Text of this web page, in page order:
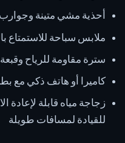
أحذية مشي متينة
ملابس سباحة للاستمتاع
سترة مقاومة للرياح وقبعة
كاميرا أو هاتف ذكي مع
زجاجة مياه قابلة لإعادة
للقيادة لمسافات طويلة